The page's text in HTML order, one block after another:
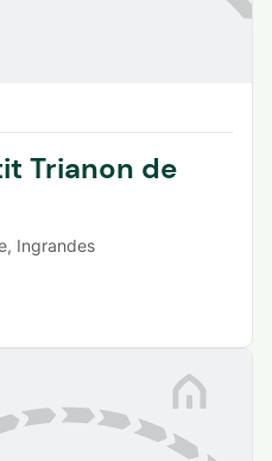
Trianon de
, Ingrandes